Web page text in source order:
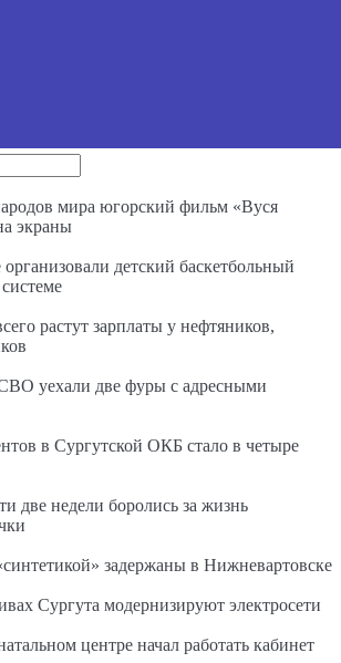
мира югорский фильм «Вуся
экраны
детский баскетбольный
растут зарплаты у нефтяников,
уехали две фуры с адресными
в Сургутской ОКБ стало в четыре
две недели боролись за жизнь
задержаны в Нижневартовске
Сургута модернизируют электросети
центре начал работать кабинет